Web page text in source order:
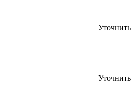
Уточнить
Уточнить